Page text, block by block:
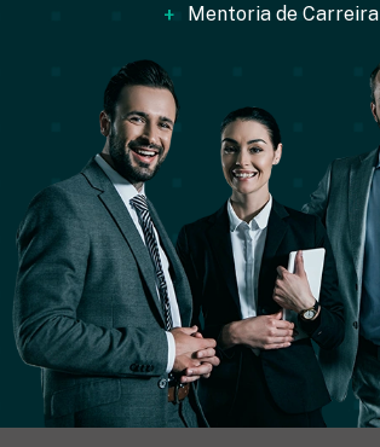
+ Mentoria de Carreira